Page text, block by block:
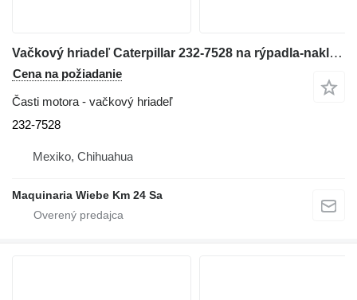
Vačkový hriadeľ Caterpillar 232-7528 na rýpadla-nakladača Caterpillar 3054
Cena na požiadanie
Časti motora - vačkový hriadeľ
232-7528
Mexiko, Chihuahua
Maquinaria Wiebe Km 24 Sa